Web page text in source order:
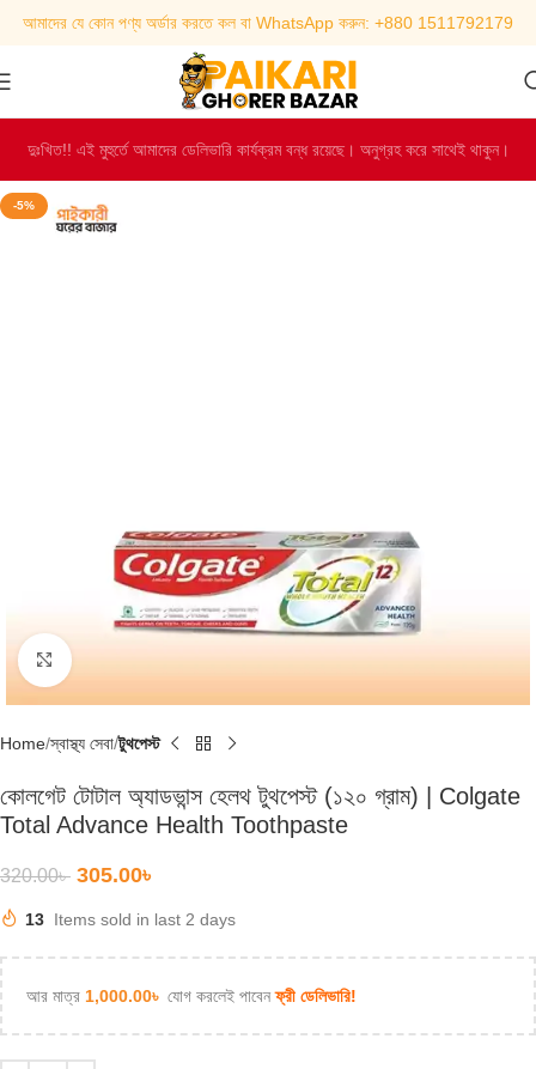
আমাদের যে কোন পণ্য অর্ডার করতে কল বা WhatsApp করুন: +880 1511792179
দুঃখিত!! এই মুহুর্তে আমাদের ডেলিভারি কার্যক্রম বন্ধ রয়েছে। অনুগ্রহ করে সাথেই থাকুন।
-5%
Click to enlarge
Home স্বাস্থ্য সেবা টুথপেস্ট
কোলগেট টোটাল অ্যাডভান্স হেলথ টুথপেস্ট (১২০ গ্রাম) | Colgate
Total Advance Health Toothpaste
320.00৳ 305.00৳
13 Items sold in last 2 days
আর মাত্র 1,000.00৳ যোগ করলেই পাবেনফ্রী ডেলিভারি!